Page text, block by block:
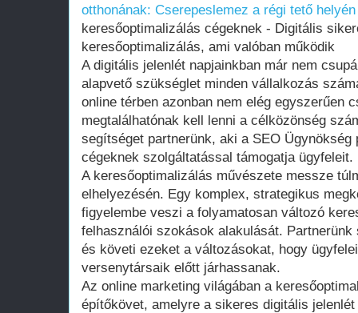
otthonának: Cserepeslemez a régi tető helyén
keresőoptimalizálás cégeknek - Digitális
keresőoptimalizálás, ami valóban működik
A digitális jelenlét napjainkban már nem
alapvető szükséglet minden vállalkozás
online térben azonban nem elég egyszerűen
megtalálhatónak kell lenni a célközönség
segítséget partnerünk, aki a SEO
cégeknek szolgáltatással támogatja ügyfeleit.
A keresőoptimalizálás művészete messze
elhelyezésén. Egy komplex, strategikus
figyelembe veszi a folyamatosan változó
felhasználói szokások alakulását.
és követi ezeket a változásokat, hogy
versenytársaik előtt járhassanak.
Az online marketing világában a
építőkövet, amelyre a sikeres digitális